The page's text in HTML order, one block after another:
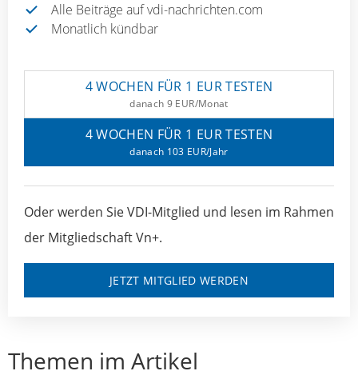
Alle Beiträge auf vdi-nachrichten.com
Monatlich kündbar
4 WOCHEN FÜR 1 EUR TESTEN
danach 9 EUR/Monat
4 WOCHEN FÜR 1 EUR TESTEN
danach 103 EUR/Jahr
Oder werden Sie VDI-Mitglied und lesen im Rahmen
der Mitgliedschaft Vn+.
JETZT MITGLIED WERDEN
Themen im Artikel